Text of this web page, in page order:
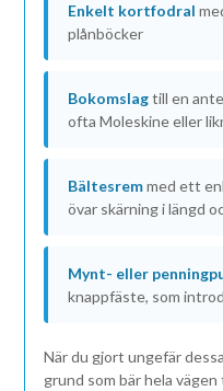
Enkelt kortfodral
plånböcker
Bokomslagtill en
ofta Moleskine eller
Bältesremmed ett
övar skärning i längd
Mynt- eller
knappfäste, som
När du gjort ungefär
grund som bär hela